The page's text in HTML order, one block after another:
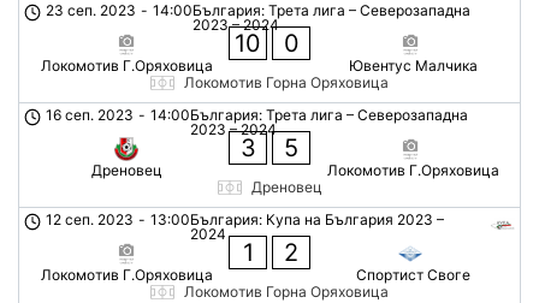
България: Трета лига – Северозападна
2023 – 2024
23 сеп. 2023 - 14:00
Локомотив Г.Оряховица
10 0
Ювентус Малчика
Локомотив Горна Оряховица
България: Трета лига – Северозападна
2023 – 2024
16 сеп. 2023 - 14:00
Дреновец
3 5
Локомотив Г.Оряховица
Дреновец
България: Купа на България 2023 –
2024
12 сеп. 2023 - 13:00
Локомотив Г.Оряховица
1 2
Спортист Своге
Локомотив Горна Оряховица